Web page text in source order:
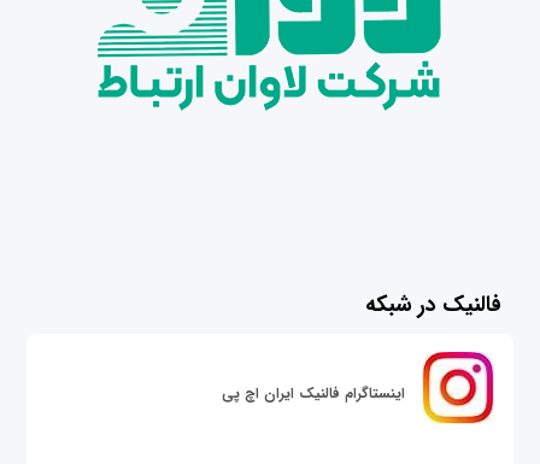
فالنیک در شبکه
اینستاگرام فالنیک ایران اچ پی